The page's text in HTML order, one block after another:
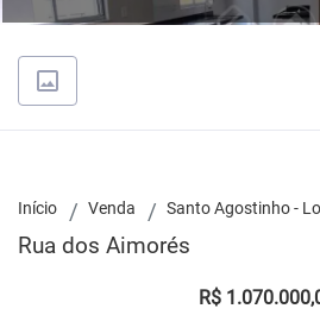
Início Venda Santo Agostinho -
Rua dos Aimorés
R$